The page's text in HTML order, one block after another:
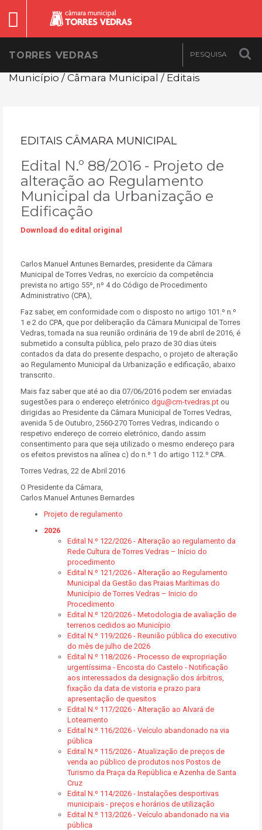
TORRES VEDRAS
Município / Câmara Municipal / Editais
EDITAIS CÂMARA MUNICIPAL
Edital N.º 88/2016 - Projeto de
alteração ao Regulamento
Municipal da Urbanização e
Edificação
Download do edital original
Carlos Manuel Antunes Bernardes, presidente da Câmara
Municipal de Torres Vedras, no exercício da competência
prevista no artigo 55º, nº 4 do Código de Procedimento
Administrativo (CPA),
Faz saber, em conformidade com o disposto no artigo 101.º n.º
1 e 2 do CPA, que por deliberação da Câmara Municipal de Torres
Vedras, tomada na sua reunião ordinária de 19 de abril de 2016, é
submetido a consulta pública, pelo prazo de 30 dias úteis
contados da data do presente despacho, o projeto de alteração
ao Regulamento Municipal da Urbanização e edificação, abaixo
transcrito.
Mais faz saber que até ao dia 07/06/2016 podem ser enviadas
sugestões para o endereço eletrónico dgu@cm-tvedras.pt ou
dirigidas ao Presidente da Câmara Municipal de Torres Vedras,
avenida 5 de Outubro, 2560-270 Torres Vedras, indicando o
respetivo endereço de correio eletrónico, dando assim
consentimento para que seja utilizado o mesmo endereço para
os efeitos previstos na alínea c) do n.º 1 do artigo 112.º CPA.
Torres Vedras, 22 de Abril 2016
O Presidente da Câmara,
Carlos Manuel Antunes Bernardes
Projeto de regulamento
2026
Edital N.º 122/2026 - Alteração ao regulamento da
Rede Cultura de Torres Vedras – Início do
procedimento
Edital N.º 121/2026 - Alteração ao Regulamento
Municipal da Gestão das Praias Marítimas do
Município de Torres Vedras – Inicio do
Procedimento
Edital N.º 120/2026 - Metodologia de avaliação de
terrenos cedidos ao Município
Edital N.º 119/2026 - Reunião pública do executivo
do mês de julho de 2026
Edital N.º 118/2026 - Processo de expropriação
urgentíssima - Encosta do Castelo - Notificação
aos interessados da designação dos árbitros,
fixação da data de vistoria e prazo para
apresentação de quesitos
Edital N.º 117/2026 - Alteração ao Alvará de
Loteamento
Edital N.º 116/2026 - Veículo abandonado na via
pública
Edital N.º 115/2026 - Atualização de preços de
venda ao público de produtos nos Postos de
Turismo da Praça da República e Azenha de Santa
Cruz
Edital N.º 114/2026 - Instalações desportivas
municipais - preços e horários de utilização
Edital N.º 113/2026 - Veículo abandonado na via
pública